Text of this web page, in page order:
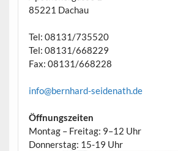
85221 Dachau
Tel: 08131/735520
Tel: 08131/668229
Fax: 08131/668228
info@bernhard-seidenath.de
Öffnungszeiten
Montag – Freitag: 9–12 Uhr
Donnerstag: 15-19 Uhr